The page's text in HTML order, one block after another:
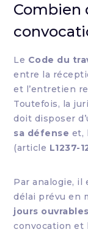
Combien
Le Code du
entre la
et l’entretien
Toutefois, la
doit disposer
sa défense et,
(article L1237-
Par analogie, il
délai prévu en
jours ouvrables
convocation et